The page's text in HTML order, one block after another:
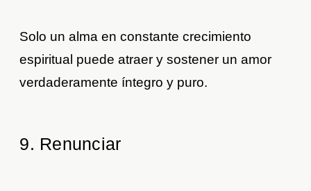
Solo un alma en constante crecimiento
espiritual puede atraer y sostener un amor
verdaderamente íntegro y puro.
9. Renunciar